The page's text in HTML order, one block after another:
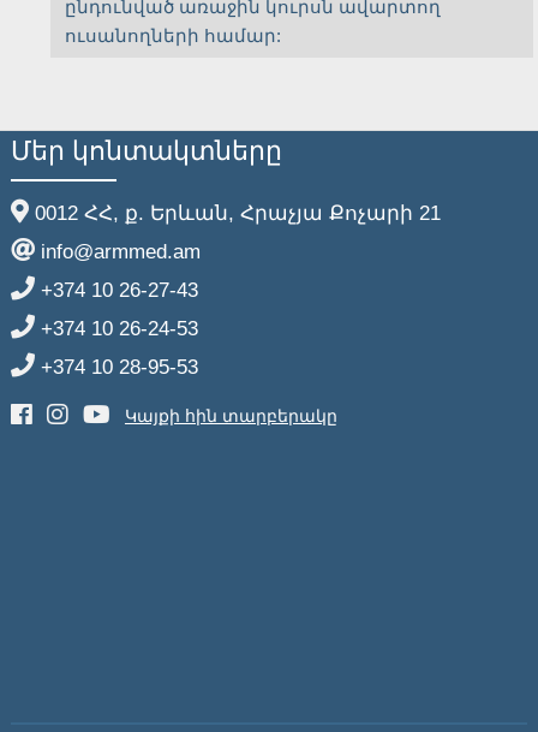
ընդունված առաջին կուրսն ավարտող
ուսանողների համար:
Մեր կոնտակտները
0012 ՀՀ, ք. Երևան, Հրաչյա Քոչարի 21
info@armmed.am
+374 10 26-27-43
+374 10 26-24-53
+374 10 28-95-53
Կայքի հին տարբերակը